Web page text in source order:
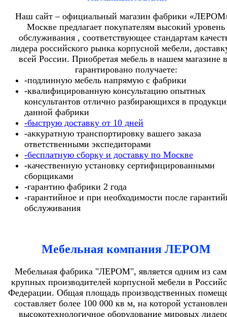
Наш сайт – официальный магазин фабрики
Москве предлагает покупателям высокий уровень
обслуживания , соответствующее стандартам
лидера российского рынка корпусной мебели,
всей России. Приобретая мебель в нашем магазине
гарантировано получаете:
-подлинную мебель напрямую с фабрики
-квалифицированную консультацию опытных
консультантов отлично разбирающихся в
данной фабрики
-быструю доставку от 10 дней
-аккуратную транспортировку вашего заказа
ответственными экспедиторами
-бесплатную сборку и доставку по Москве
-качественную установку сертифицированными
сборщиками
-гарантию фабрики 2 года
-гарантийное и при необходимости после
обслуживания
Мебельная компания ЛЕРОМ
Мебельная фабрика "ЛЕРОМ", является одним из
крупных производителей корпусной мебели в
Федерации. Общая площадь производственных
составляет более 100 000 кв м, на которой
высокотехнологичное оборудование мировых